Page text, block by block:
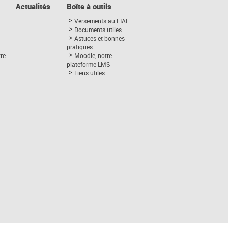
Actualités Boîte à outils
Versements au FIAF
Documents utiles
Astuces et bonnes
pratiques
Moodle, notre
plateforme LMS
Liens utiles